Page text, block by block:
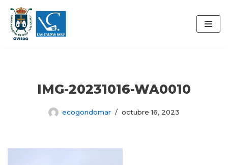
Saltar
al
IMG-20231016-WA0010
ecogondomar octubre 16, 2023